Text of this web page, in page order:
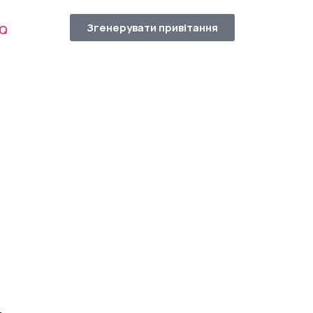
Згенерувати привітання